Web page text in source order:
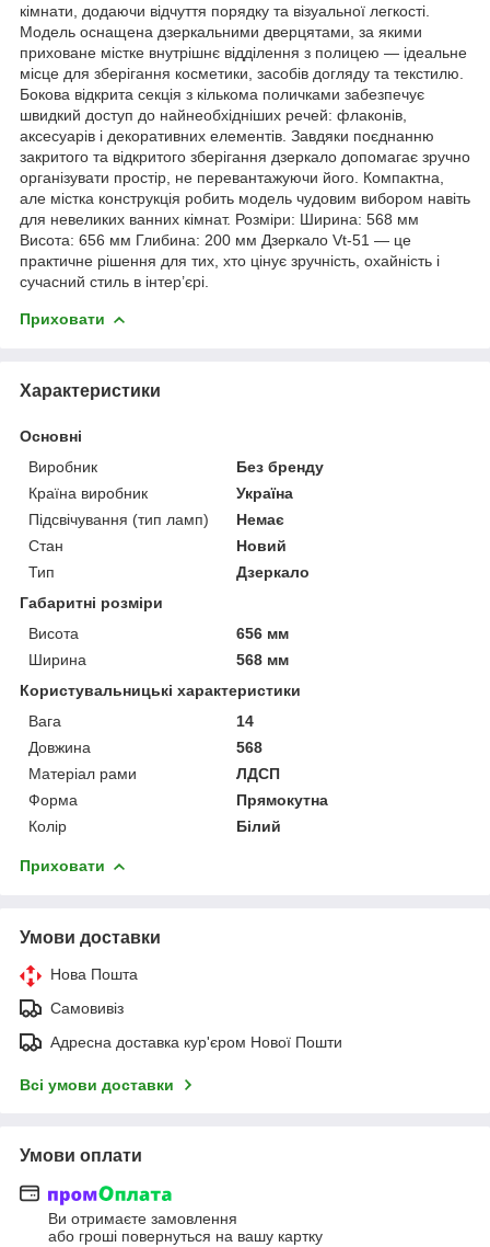
кімнати, додаючи відчуття порядку та візуальної легкості.
Модель оснащена дзеркальними дверцятами, за якими
приховане містке внутрішнє відділення з полицею — ідеальне
місце для зберігання косметики, засобів догляду та текстилю.
Бокова відкрита секція з кількома поличками забезпечує
швидкий доступ до найнеобхідніших речей: флаконів,
аксесуарів і декоративних елементів. Завдяки поєднанню
закритого та відкритого зберігання дзеркало допомагає зручно
організувати простір, не перевантажуючи його. Компактна,
але містка конструкція робить модель чудовим вибором навіть
для невеликих ванних кімнат. Розміри: Ширина: 568 мм
Висота: 656 мм Глибина: 200 мм Дзеркало Vt-51 — це
практичне рішення для тих, хто цінує зручність, охайність і
сучасний стиль в інтер’єрі.
Приховати
Характеристики
Основні
Виробник
Без бренду
Країна виробник
Україна
Підсвічування (тип ламп)
Немає
Стан
Новий
Тип
Дзеркало
Габаритні розміри
Висота
656 мм
Ширина
568 мм
Користувальницькі характеристики
Вага
14
Довжина
568
Матеріал рами
ЛДСП
Форма
Прямокутна
Колір
Білий
Приховати
Умови доставки
Нова Пошта
Самовивіз
Адресна доставка кур'єром Нової Пошти
Всі умови доставки
Умови оплати
Ви отримаєте замовлення
або гроші повернуться на вашу картку